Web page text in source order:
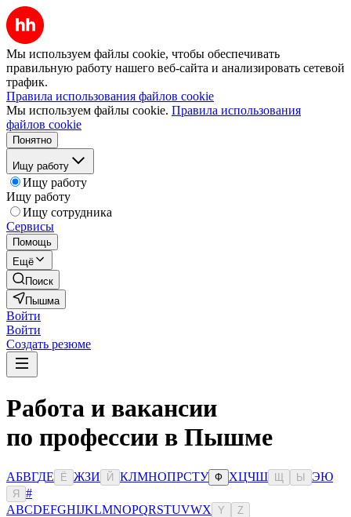
Мы используем файлы cookie, чтобы обеспечивать
правильную работу нашего веб-сайта и анализировать сетевой
трафик.
Правила использования файлов cookie
Мы используем файлы cookie. Правила использования
файлов cookie
Понятно
Ищу работу
Ищу работу
Ищу работу
Ищу сотрудника
Сервисы
Помощь
Ещё
Поиск
Пышма
Войти
Войти
Создать резюме
Работа и вакансии
по профессии в Пышме
АБВГДЕ Ё ЖЗИ Й КЛМНОПРСТУ Ф ХЦЧШ Ы ЭЮ
Я
#
ABCDEFGHIJKLMNOPQRSTUVWX Y Z